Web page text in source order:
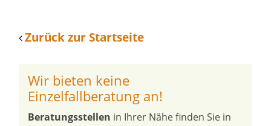
Zurück zur Startseite
Wir bieten keine
Einzelfallberatung an!
Beratungsstellen in Ihrer Nähe finden Sie in